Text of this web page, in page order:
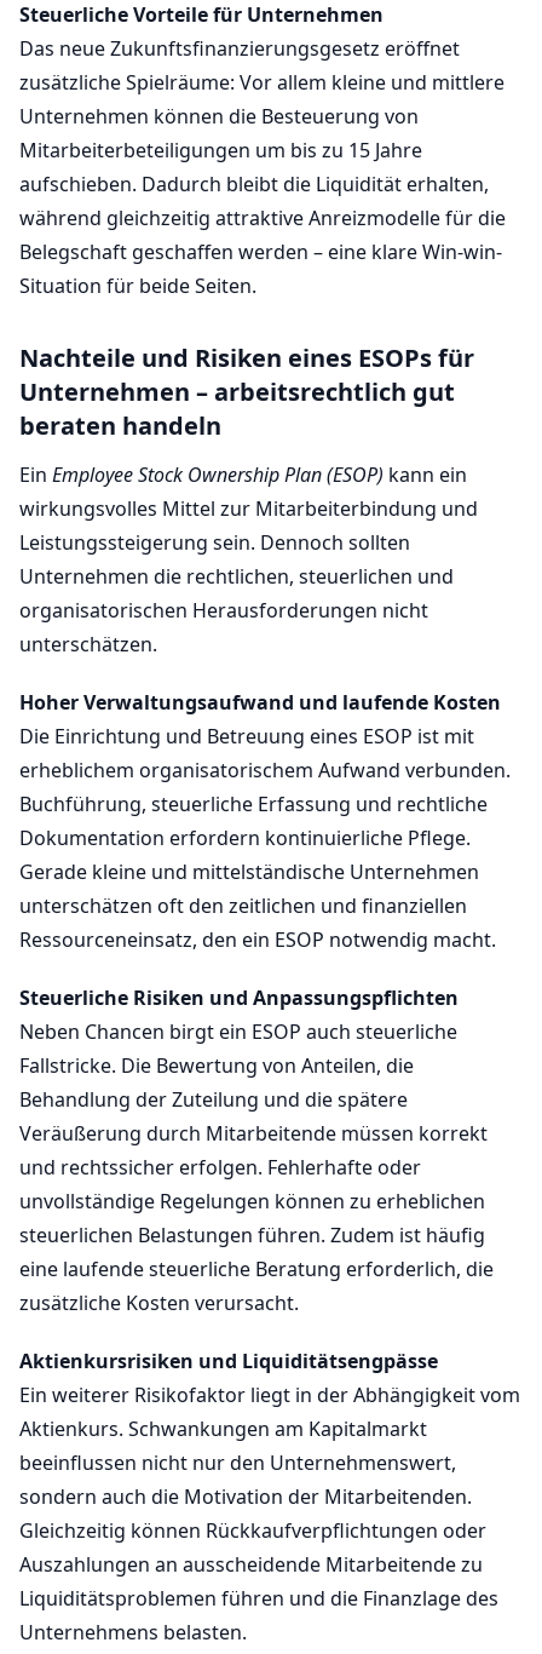
Steuerliche Vorteile für Unternehmen
Das neue Zukunftsfinanzierungsgesetz eröffnet
zusätzliche Spielräume: Vor allem kleine und mittlere
Unternehmen können die Besteuerung von
Mitarbeiterbeteiligungen um bis zu 15 Jahre
aufschieben. Dadurch bleibt die Liquidität erhalten,
während gleichzeitig attraktive Anreizmodelle für die
Belegschaft geschaffen werden – eine klare Win-win-
Situation für beide Seiten.
Nachteile und Risiken eines ESOPs für
Unternehmen – arbeitsrechtlich gut
beraten handeln
Ein Employee Stock Ownership Plan (ESOP) kann ein
wirkungsvolles Mittel zur Mitarbeiterbindung und
Leistungssteigerung sein. Dennoch sollten
Unternehmen die rechtlichen, steuerlichen und
organisatorischen Herausforderungen nicht
unterschätzen.
Hoher Verwaltungsaufwand und laufende Kosten
Die Einrichtung und Betreuung eines ESOP ist mit
erheblichem organisatorischem Aufwand verbunden.
Buchführung, steuerliche Erfassung und rechtliche
Dokumentation erfordern kontinuierliche Pflege.
Gerade kleine und mittelständische Unternehmen
unterschätzen oft den zeitlichen und finanziellen
Ressourceneinsatz, den ein ESOP notwendig macht.
Steuerliche Risiken und Anpassungspflichten
Neben Chancen birgt ein ESOP auch steuerliche
Fallstricke. Die Bewertung von Anteilen, die
Behandlung der Zuteilung und die spätere
Veräußerung durch Mitarbeitende müssen korrekt
und rechtssicher erfolgen. Fehlerhafte oder
unvollständige Regelungen können zu erheblichen
steuerlichen Belastungen führen. Zudem ist häufig
eine laufende steuerliche Beratung erforderlich, die
zusätzliche Kosten verursacht.
Aktienkursrisiken und Liquiditätsengpässe
Ein weiterer Risikofaktor liegt in der Abhängigkeit vom
Aktienkurs. Schwankungen am Kapitalmarkt
beeinflussen nicht nur den Unternehmenswert,
sondern auch die Motivation der Mitarbeitenden.
Gleichzeitig können Rückkaufverpflichtungen oder
Auszahlungen an ausscheidende Mitarbeitende zu
Liquiditätsproblemen führen und die Finanzlage des
Unternehmens belasten.